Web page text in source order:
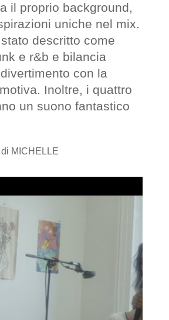
il proprio background,
uniche nel mix.
descritto come
e r&b e bilancia
con la
Inoltre, i quattro
un suono fantastico
MICHELLE